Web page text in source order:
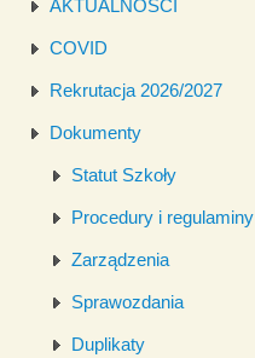
AKTUALNOŚCI
COVID
Rekrutacja 2026/2027
Dokumenty
Statut Szkoły
Procedury i regulaminy
Zarządzenia
Sprawozdania
Duplikaty